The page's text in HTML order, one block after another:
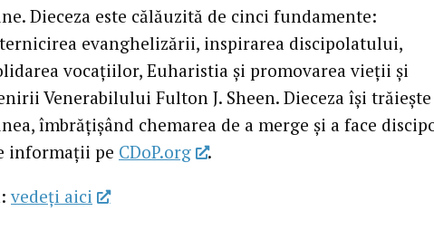
Dieceza este călăuzită de cinci fundamente:
evanghelizării, inspirarea discipolatului,
vocațiilor, Euharistia și promovarea vieții și
Venerabilului Fulton J. Sheen. Dieceza își trăiește
îmbrățișând chemarea de a merge și a face
informații pe CDoP.org
.
vedeţi aici